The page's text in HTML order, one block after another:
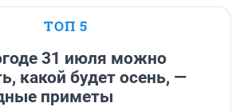
ТОП 5
31 июля можно
какой будет осень, —
приметы